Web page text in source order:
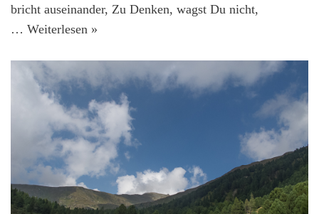
bricht auseinander, Zu Denken, wagst Du nicht,
… Weiterlesen »